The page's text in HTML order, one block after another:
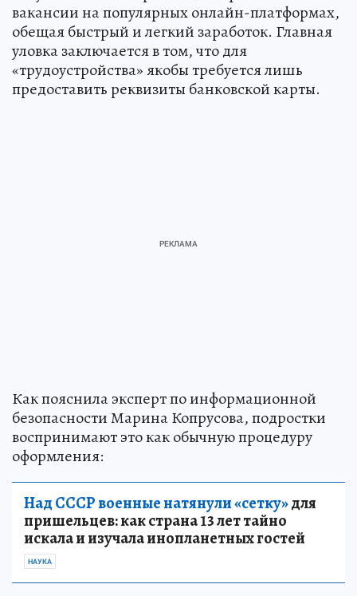
вакансии на популярных онлайн-платформах,
обещая быстрый и легкий заработок. Главная
уловка заключается в том, что для
«трудоустройства» якобы требуется лишь
предоставить реквизиты банковской карты.
Как пояснила эксперт по информационной
безопасности Марина Копрусова, подростки
воспринимают это как обычную процедуру
оформления:
Над СССР военные натянули «сетку»для
пришельцев: как страна 13 лет тайно
искала и изучала инопланетных гостей
НАУКА